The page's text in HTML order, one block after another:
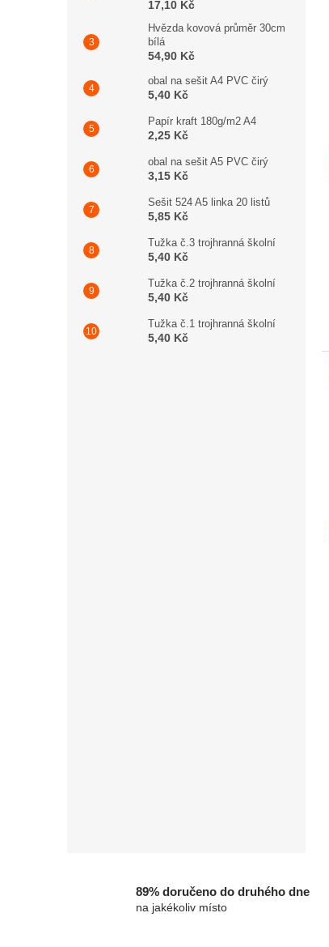
17,10 Kč
Hvězda kovová průměr 30cm
bílá
54,90 Kč
obal na sešit A4 PVC čirý
5,40 Kč
Papír kraft 180g/m2 A4
2,25 Kč
obal na sešit A5 PVC čirý
3,15 Kč
Sešit 524 A5 linka 20 listů
5,85 Kč
Tužka č.3 trojhranná školní
5,40 Kč
Tužka č.2 trojhranná školní
5,40 Kč
Tužka č.1 trojhranná školní
5,40 Kč
89% doručeno do druhého dne
na jakékoliv místo